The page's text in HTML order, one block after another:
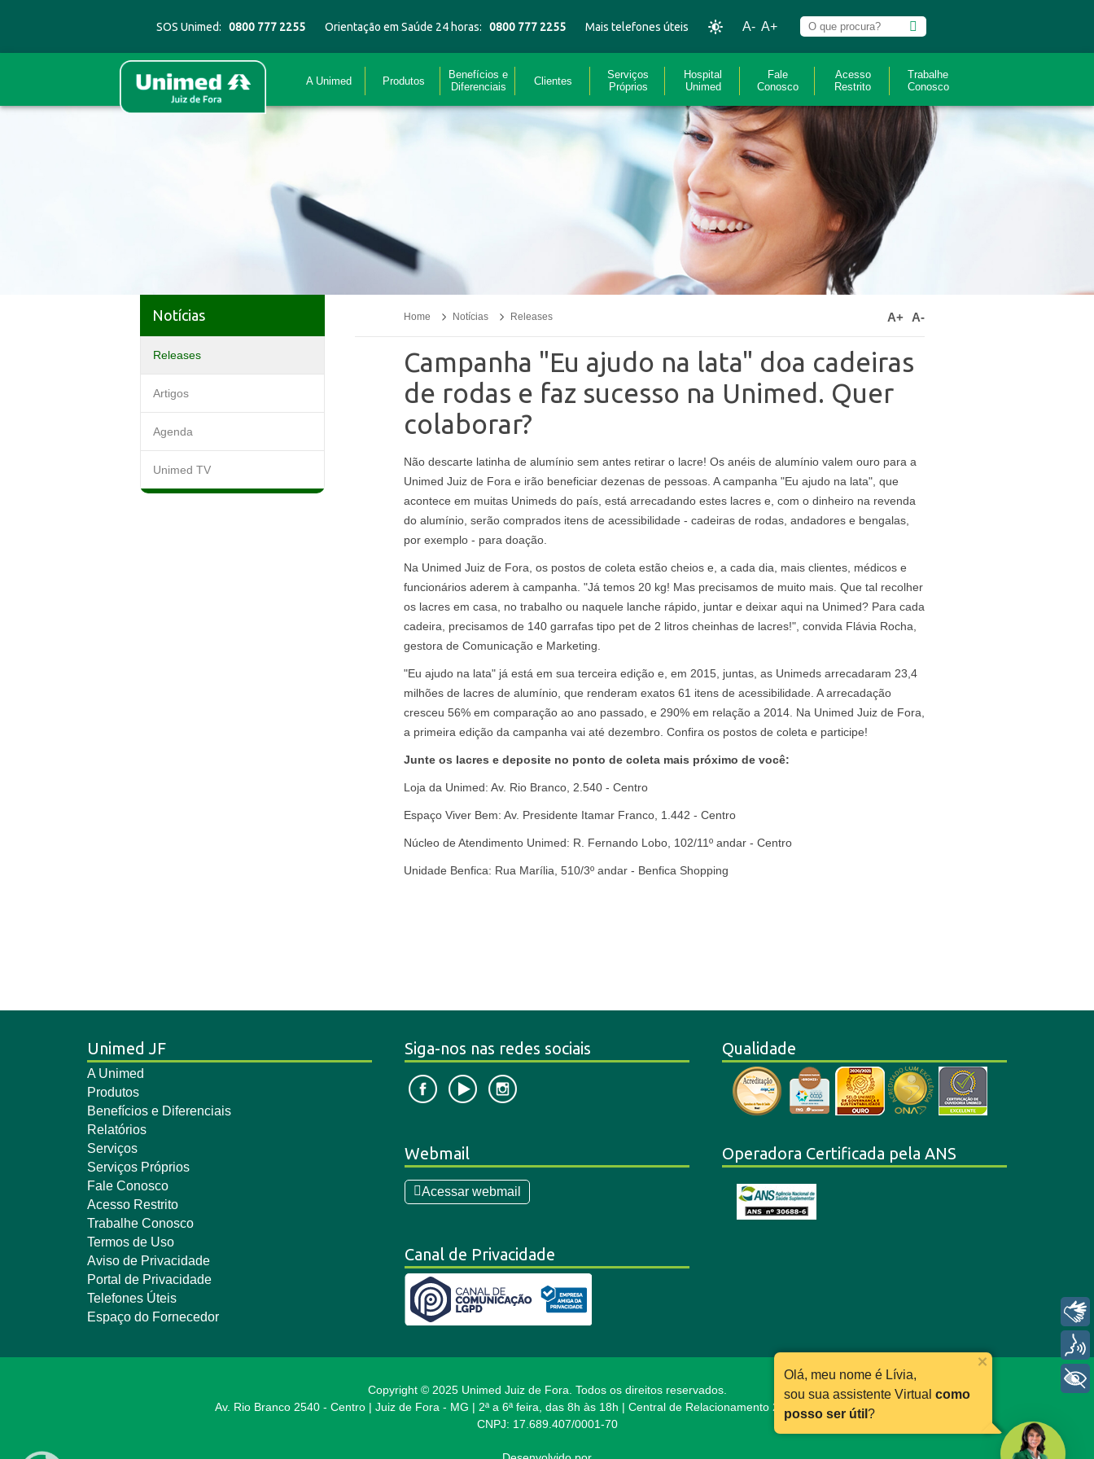
SOS Unimed: 0800 777 2255 Orientação em Saúde 24 horas: 0800 777 2255 Mais telefones úteis A- A+
A Unimed Produtos
Benefícios e
Diferenciais
Clientes
Serviços
Próprios
Hospital
Unimed
Fale
Conosco
Acesso
Restrito
Trabalhe
Conosco
Notícias
Releases
Artigos
Agenda
Unimed TV
Home Notícias Releases A+ A-
Campanha "Eu ajudo na lata" doa cadeiras
de rodas e faz sucesso na Unimed. Quer
colaborar?
Não descarte latinha de alumínio sem antes retirar o lacre! Os anéis de alumínio valem ouro para a
Unimed Juiz de Fora e irão beneficiar dezenas de pessoas. A campanha "Eu ajudo na lata", que
acontece em muitas Unimeds do país, está arrecadando estes lacres e, com o dinheiro na revenda
do alumínio, serão comprados itens de acessibilidade - cadeiras de rodas, andadores e bengalas,
por exemplo - para doação.
Na Unimed Juiz de Fora, os postos de coleta estão cheios e, a cada dia, mais clientes, médicos e
funcionários aderem à campanha. "Já temos 20 kg! Mas precisamos de muito mais. Que tal recolher
os lacres em casa, no trabalho ou naquele lanche rápido, juntar e deixar aqui na Unimed? Para cada
cadeira, precisamos de 140 garrafas tipo pet de 2 litros cheinhas de lacres!", convida Flávia Rocha,
gestora de Comunicação e Marketing.
"Eu ajudo na lata" já está em sua terceira edição e, em 2015, juntas, as Unimeds arrecadaram 23,4
milhões de lacres de alumínio, que renderam exatos 61 itens de acessibilidade. A arrecadação
cresceu 56% em comparação ao ano passado, e 290% em relação a 2014. Na Unimed Juiz de Fora,
a primeira edição da campanha vai até dezembro. Confira os postos de coleta e participe!
Junte os lacres e deposite no ponto de coleta mais próximo de você:
Loja da Unimed: Av. Rio Branco, 2.540 - Centro
Espaço Viver Bem: Av. Presidente Itamar Franco, 1.442 - Centro
Núcleo de Atendimento Unimed: R. Fernando Lobo, 102/11º andar - Centro
Unidade Benfica: Rua Marília, 510/3º andar - Benfica Shopping
Unimed JF
A Unimed
Produtos
Benefícios e Diferenciais
Relatórios
Serviços
Serviços Próprios
Fale Conosco
Acesso Restrito
Trabalhe Conosco
Termos de Uso
Aviso de Privacidade
Portal de Privacidade
Telefones Úteis
Espaço do Fornecedor
Siga-nos nas redes sociais
Webmail
Acessar webmail
Canal de Privacidade
Qualidade
Operadora Certificada pela ANS
Copyright © 2025 Unimed Juiz de Fora. Todos os direitos reservados.
Av. Rio Branco 2540 - Centro | Juiz de Fora - MG | 2ª a 6ª feira, das 8h às 18h | Central de Relacionamento 24h:
0800 030 11 66
CNPJ: 17.689.407/0001-70
Olá, meu nome é Lívia,
sou sua assistente Virtual como
posso ser útil ?